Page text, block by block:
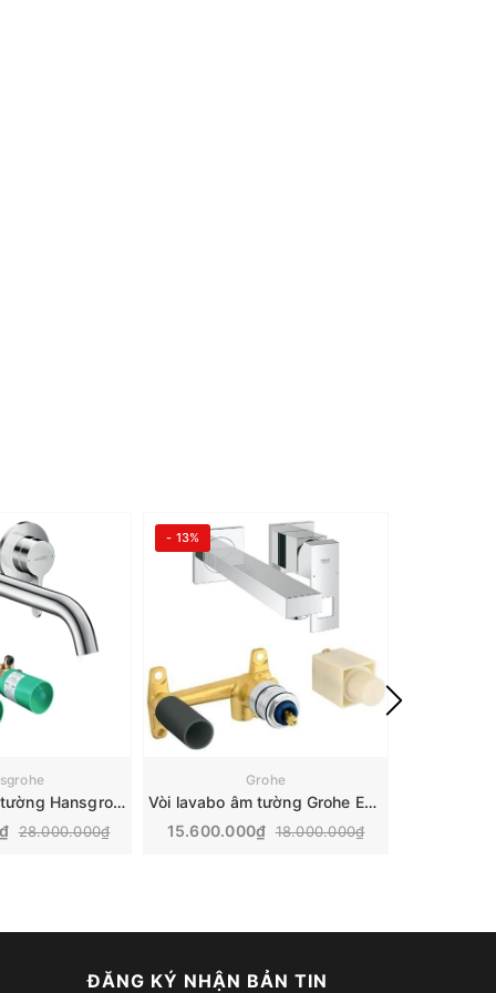
Vòi lavabo âm tường Hansgrohe Axor | 48120000+ 13622180
28.000.000₫
- 13%
Grohe
Vòi lavabo âm tường Grohe Eurocube | 23447000+23200000
15.600.000₫ 18.000.000₫
ĐĂNG KÝ NHẬN BẢN TIN